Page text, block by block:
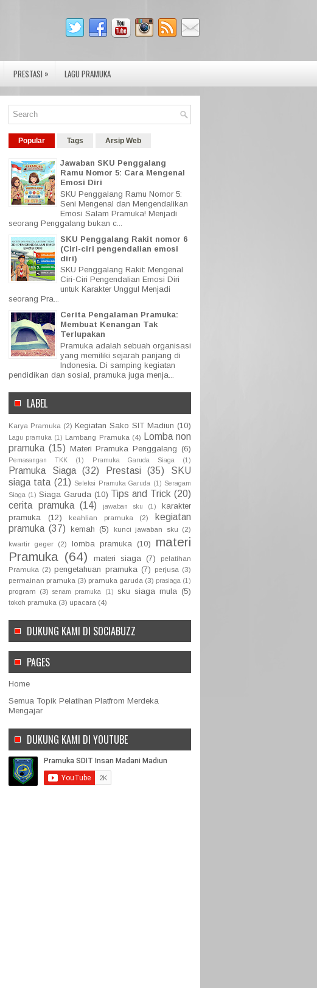
PRESTASI » LAGU PRAMUKA
Popular Tags Arsip Web
Jawaban SKU Penggalang
Ramu Nomor 5: Cara Mengenal
Emosi Diri
SKU Penggalang Ramu Nomor 5:
Seni Mengenal dan Mengendalikan
Emosi Salam Pramuka! Menjadi
seorang Penggalang bukan c...
SKU Penggalang Rakit nomor 6
(Ciri-ciri pengendalian emosi
diri)
SKU Penggalang Rakit: Mengenal
Ciri-Ciri Pengendalian Emosi Diri
untuk Karakter Unggul Menjadi
seorang Pra...
Cerita Pengalaman Pramuka:
Membuat Kenangan Tak
Terlupakan
Pramuka adalah sebuah organisasi
yang memiliki sejarah panjang di
Indonesia. Di samping kegiatan
pendidikan dan sosial, pramuka juga menja...
LABEL
Karya Pramuka (2) Kegiatan Sako SIT Madiun (10)
Lagu pramuka (1) Lambang Pramuka (4)
Lomba non
pramuka (15) Materi Pramuka Penggalang (6)
Pemasangan TKK (1) Pramuka Garuda Siaga (1)
Pramuka Siaga (32) Prestasi (35)
SKU
siaga tata (21) Seleksi Pramuka Garuda (1) Seragam
Siaga (1) Siaga Garuda (10) Tips and Trick (20)
cerita pramuka (14) jawaban sku (1)
karakter
pramuka
(12) keahlian pramuka (2)
kegiatan
pramuka (37) kemah (5) kunci jawaban sku
(2)
kwartir geger
(2) lomba pramuka (10)
materi
Pramuka (64) materi siaga (7)
pelatihan
Pramuka (2) pengetahuan pramuka (7) perjusa (3)
permainan pramuka (3) pramuka garuda (3) prasiaga (1)
program (3) senam pramuka (1) sku siaga mula (5)
tokoh pramuka (3) upacara (4)
DUKUNG KAMI DI SOCIABUZZ
PAGES
Home
Semua Topik Pelatihan Platfrom Merdeka
Mengajar
DUKUNG KAMI DI YOUTUBE